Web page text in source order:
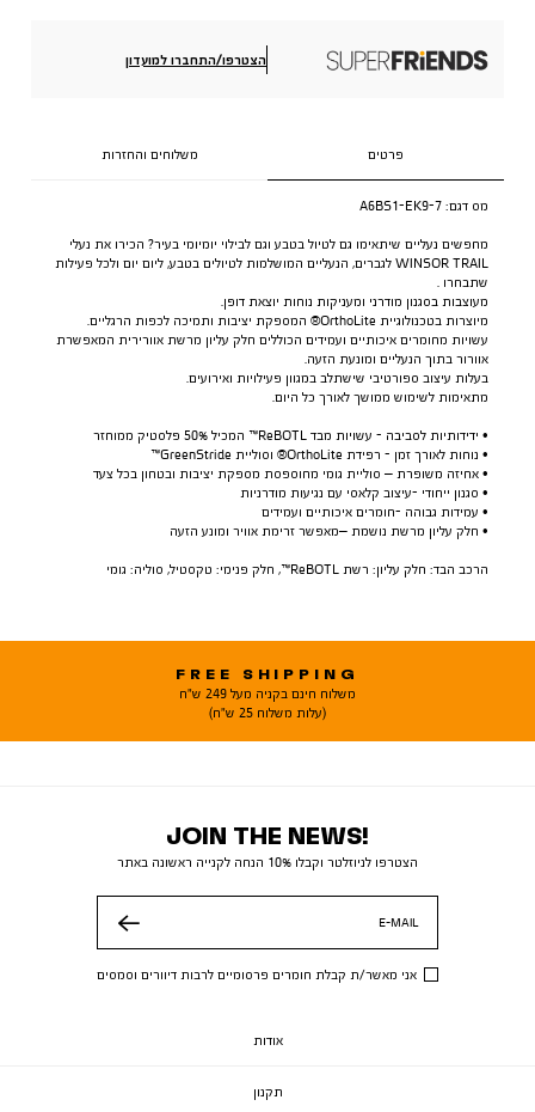
הצטרפו/התחברו למועדון
פרטים משלוחים והחזרות
מס דגם: A6BS1-EK9-7
מחפשים נעליים שיתאימו גם לטיול בטבע וגם לבילוי יומיומי בעיר? הכירו את נעלי
WINSOR TRAIL לגברים, הנעליים המושלמות לטיולים בטבע, ליום יום ולכל פעילות
שתבחרו .
מעוצבות בסגנון מודרני ומעניקות נוחות יוצאת דופן.
מיוצרות בטכנולוגיית OrthoLite® המספקת יציבות ותמיכה לכפות הרגליים.
עשויות מחומרים איכותיים ועמידים הכוללים חלק עליון מרשת אוורירית המאפשרת
אוורור בתוך הנעליים ומונעת הזעה.
בעלות עיצוב ספורטיבי שישתלב במגוון פעילויות ואירועים.
מתאימות לשימוש ממושך לאורך כל היום.
• ידידותיות לסביבה - עשויות מבד ReBOTL™ המכיל 50% פלסטיק ממוחזר
• נוחות לאורך זמן - רפידת OrthoLite® וסוליית GreenStride™
• אחיזה משופרת – סוליית גומי מחוספסת מספקת יציבות ובטחון בכל צעד
• סגנון ייחודי -עיצוב קלאסי עם נגיעות מודרניות
• עמידות גבוהה -חומרים איכותיים ועמידים
• חלק עליון מרשת נושמת –מאפשר זרימת אוויר ומונע הזעה
הרכב הבד: חלק עליון: רשת ReBOTL™, חלק פנימי: טקסטיל, סוליה: גומי
FREE SHIPPING
משלוח חינם בקניה מעל 249 ש"ח
(עלות משלוח 25 ש"ח)
JOIN THE NEWS!
הצטרפו לניוזלטר וקבלו 10% הנחה לקנייה ראשונה באתר
E-MAIL
אני מאשר/ת קבלת חומרים פרסומיים לרבות דיוורים וסמסים
אודות
תקנון